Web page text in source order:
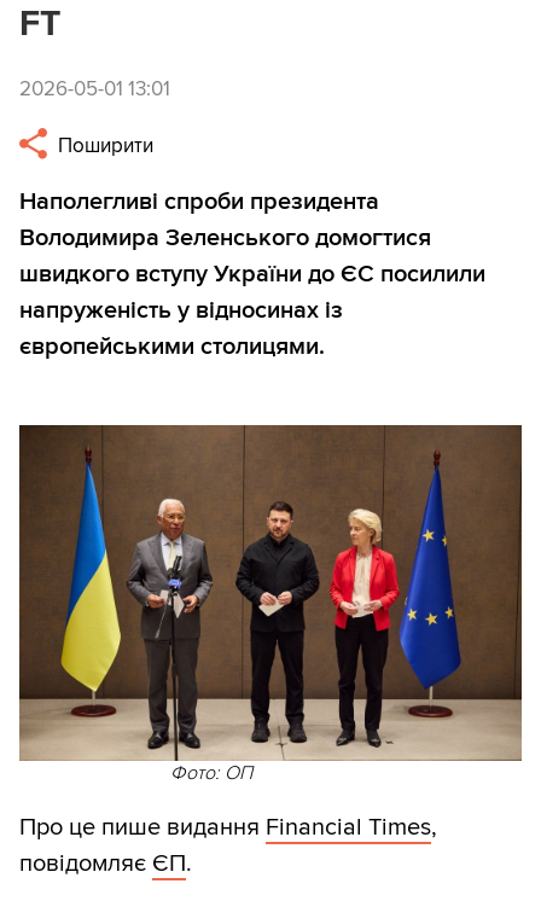
FT
2026-05-01 13:01
Поширити
Наполегливі спроби президента
Володимира Зеленського домогтися
швидкого вступу України до ЄС посилили
напруженість у відносинах із
європейськими столицями.
Фото: ОП
Про це пише видання Financial Times,
повідомляє ЄП.